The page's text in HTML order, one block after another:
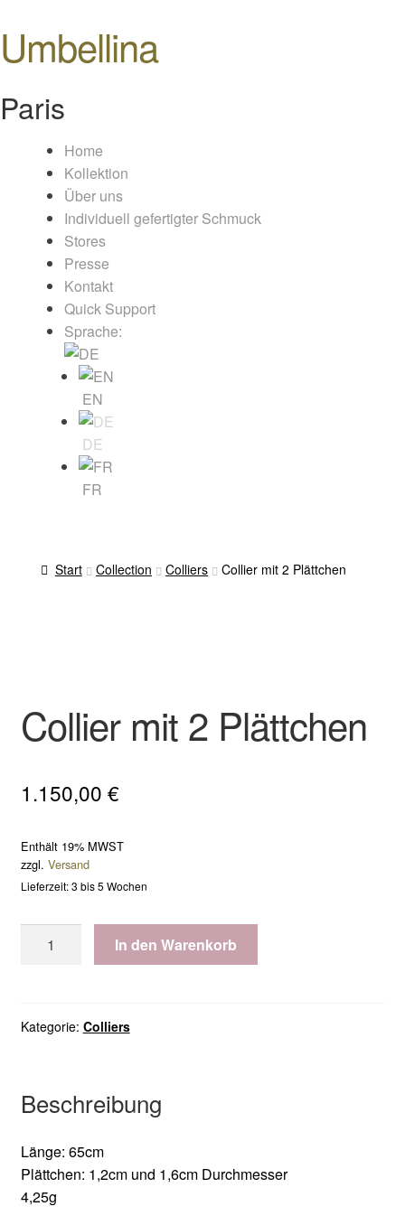
Umbellina
Paris
Home
Kollektion
Über uns
Individuell gefertigter Schmuck
Stores
Presse
Kontakt
Quick Support
Sprache:
EN
DE
FR
Start Collection Colliers Collier mit 2 Plättchen
Collier mit 2 Plättchen
1.150,00 €
Enthält 19% MWST
zzgl. Versand
Lieferzeit: 3 bis 5 Wochen
Menge
In den Warenkorb
Kategorie: Colliers
Beschreibung
Länge: 65cm
Plättchen: 1,2cm und 1,6cm Durchmesser
4,25g